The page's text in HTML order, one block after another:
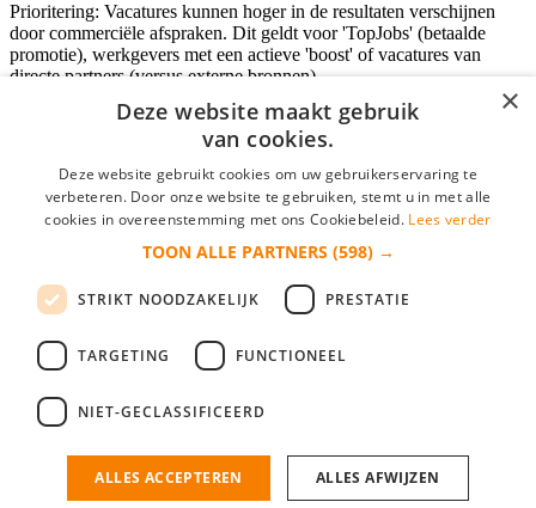
Prioritering: Vacatures kunnen hoger in de resultaten verschijnen
door commerciële afspraken. Dit geldt voor 'TopJobs' (betaalde
promotie), werkgevers met een actieve 'boost' of vacatures van
directe partners (versus externe bronnen).
Inloggen als bedrijf
*
login gegevens onthouden
login
Bedrijf aanmelden
nieuwe collega/werknemer zo gevonden!
×
Deze website maakt gebruik
van cookies.
Deze website gebruikt cookies om uw gebruikerservaring te
verbeteren. Door onze website te gebruiken, stemt u in met alle
cookies in overeenstemming met ons Cookiebeleid. Lees verder
TOON ALLE PARTNERS (598) →
STRIKT NOODZAKELIJK PRESTATIE
TARGETING FUNCTIONEEL
NIET-GECLASSIFICEERD
ALLES ACCEPTEREN ALLES AFWIJZEN